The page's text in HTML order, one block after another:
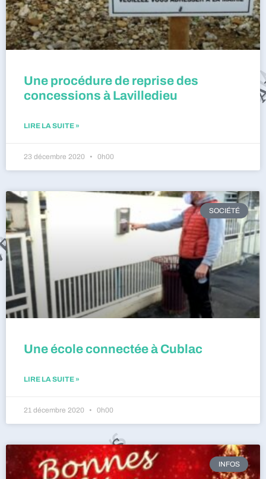
Une procédure de reprise des
concessions à Lavilledieu
LIRE LA SUITE »
23 décembre 2020 0h00
SOCIÉTÉ
Une école connectée à Cublac
LIRE LA SUITE »
21 décembre 2020 0h00
INFOS